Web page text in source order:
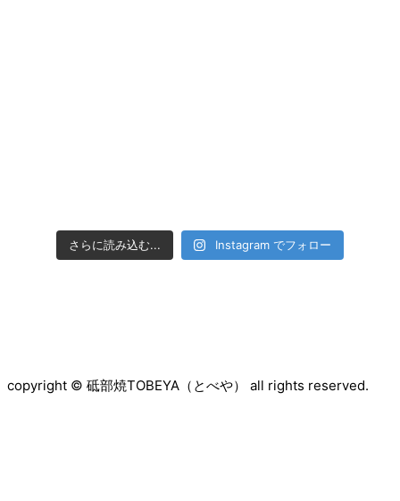
さらに読み込む... Instagram でフォロー
copyright © 砥部焼TOBEYA（とべや） all rights reserved.